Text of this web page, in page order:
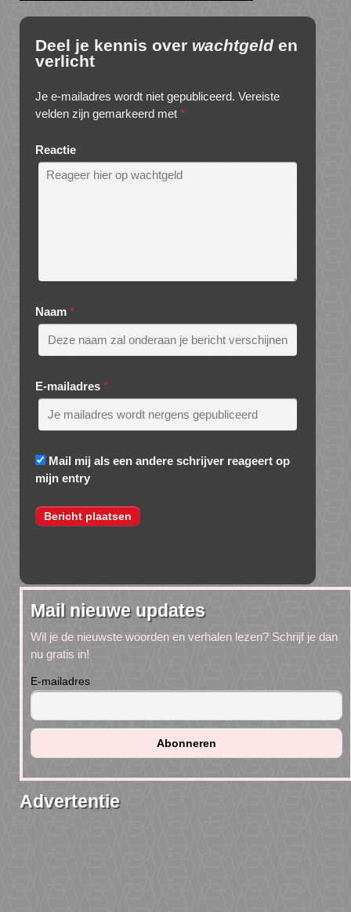
Deel je kennis over wachtgeld en
verlicht
Je e-mailadres wordt niet gepubliceerd. Vereiste
velden zijn gemarkeerd met *
Reactie
Naam *
E-mailadres *
Mail mij als een andere schrijver reageert op
mijn entry
Mail nieuwe updates
Wil je de nieuwste woorden en verhalen lezen? Schrijf je dan
nu gratis in!
E-mailadres
Advertentie